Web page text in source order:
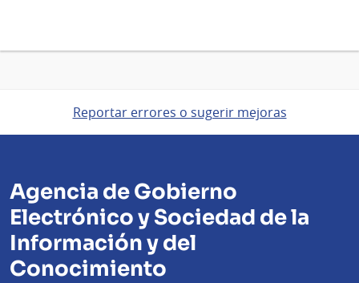
Reportar errores o sugerir mejoras
Agencia de Gobierno
Electrónico y Sociedad de la
Información y del
Conocimiento